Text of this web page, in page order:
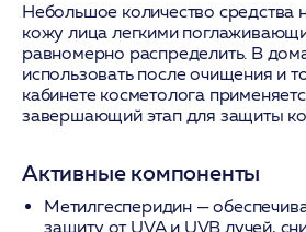
Небольшое количество средства
кожу лица легкими
равномерно распределить. В
использовать после очищения и
кабинете косметолога
завершающий этап для защиты
Активные компоненты
Метилгесперидин —
защиту от UVA и UVB лучей,